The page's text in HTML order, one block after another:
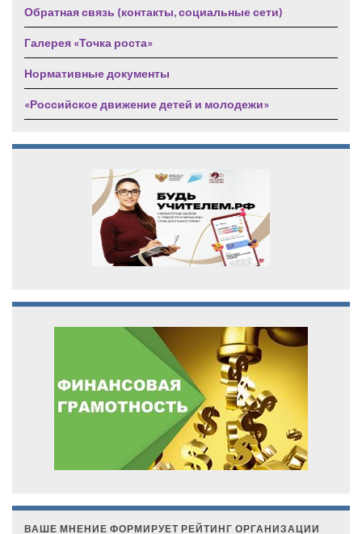
Обратная связь (контакты, социальные сети)
Галерея «Точка роста»
Нормативные документы
«Российское движение детей и молодежи»
ВАШЕ МНЕНИЕ ФОРМИРУЕТ РЕЙТИНГ ОРГАНИЗАЦИИ